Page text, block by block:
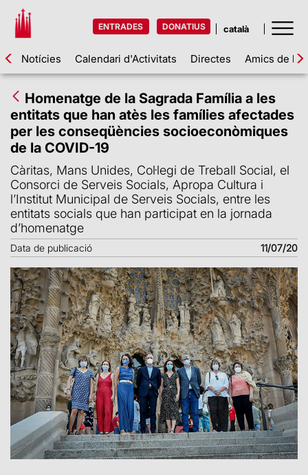
ENTRADES DONATIUS
Notícies Calendari d'Activitats Directes Amics de la
Homenatge de la Sagrada Família a les
entitats que han atès les famílies afectades
per les conseqüències socioeconòmiques
de la COVID-19
Càritas, Mans Unides, Col·legi de Treball Social, el
Consorci de Serveis Socials, Apropa Cultura i
l’Institut Municipal de Serveis Socials, entre les
entitats socials que han participat en la jornada
d’homenatge
Data de publicació 11/07/20